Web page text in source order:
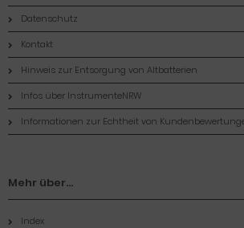
Datenschutz
Kontakt
Hinweis zur Entsorgung von Altbatterien
Infos über InstrumenteNRW
Informationen zur Echtheit von
Mehr über...
Index